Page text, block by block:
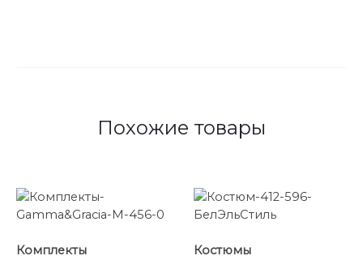
Похожие товары
Комплекты
Костюмы